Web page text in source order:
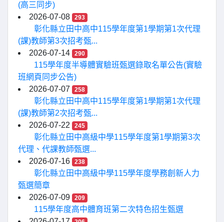
(高三同步)
2026-07-08
293
彰化縣立田中高中115學年度第1學期第1次代理
(課)教師第3次招考甄...
2026-07-14
290
115學年度半導體實驗班甄選錄取名單公告(實驗
班網頁同步公告)
2026-07-07
258
彰化縣立田中高中115學年度第1學期第1次代理
(課)教師第2次招考甄...
2026-07-22
245
彰化縣立田中高級中學115學年度第1學期第3次
代理、代課教師甄選...
2026-07-16
238
彰化縣立田中高級中學115學年度學務創新人力
甄選簡章
2026-07-09
209
115學年度高中體育班第二次特色招生甄選